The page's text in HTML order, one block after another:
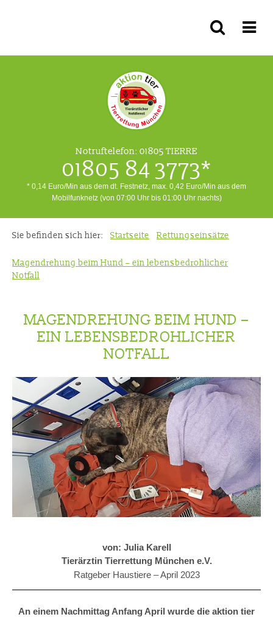
Notruftelefon: 01805 TIERRE
01805 84 3773*
* 0,14 Euro/Min aus dem dt. Festnetz, max. 0,42 Euro/Min aus dem
Mobilfunknetz (von 07:00 Uhr bis 01:00 Uhr nachts)
Sie befinden sich hier: Startseite Rettungseinsätze
Magendrehung beim Hund – ein lebensbedrohlicher
Notfall
MAGENDREHUNG BEIM HUND –
EIN LEBENSBEDROHLICHER
NOTFALL
von: Julia Karell
Tierärztin Tierrettung München e.V.
Ratgeber Haustiere –April 2023
An einem Nachmittag Anfang April wurde die aktion tier